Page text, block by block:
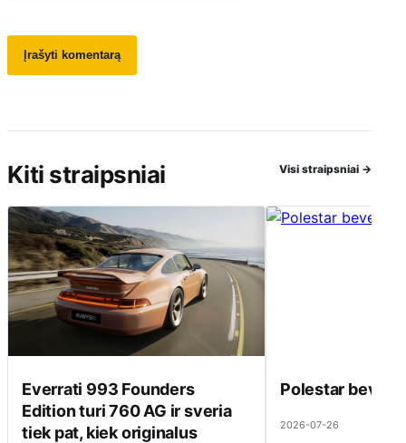
Kiti straipsniai Visi straipsniai →
Everrati 993 Founders
Edition turi 760 AG ir sveria
tiek pat, kiek originalus
Polestar beveik
2026-07-26